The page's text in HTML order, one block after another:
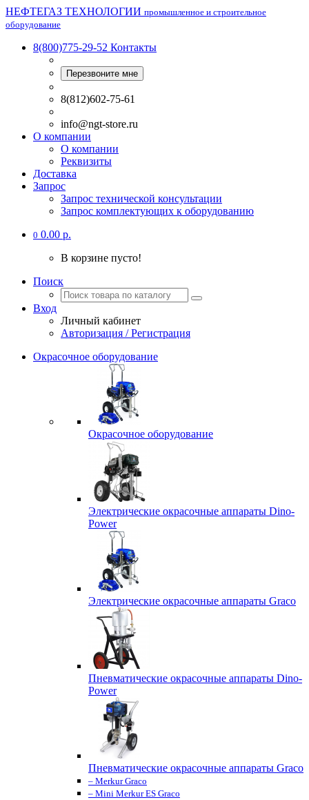
НЕФТЕГАЗ ТЕХНОЛОГИИ промышленное и строительное
оборудование
8(800)775-29-52 Контакты
Перезвоните мне
8(812)602-75-61
info@ngt-store.ru
О компании
О компании
Реквизиты
Доставка
Запрос
Запрос технической консультации
Запрос комплектующих к оборудованию
0 0.00 р.
В корзине пусто!
Поиск
Вход
Личный кабинет
Авторизация / Регистрация
Окрасочное оборудование
Окрасочное оборудование
Электрические окрасочные аппараты Dino-
Power
Электрические окрасочные аппараты Graco
Пневматические окрасочные аппараты Dino-
Power
Пневматические окрасочные аппараты Graco
– Merkur Graco
– Mini Merkur ES Graco